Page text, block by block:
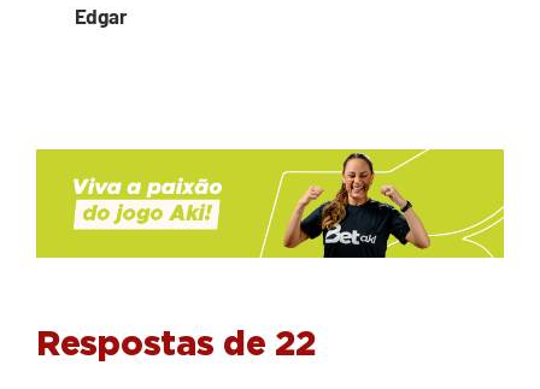
Edgar
Respostas de 22